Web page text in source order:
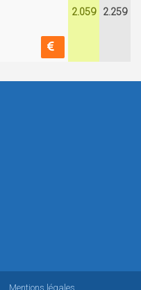
2.059 2.259
Mentions légales